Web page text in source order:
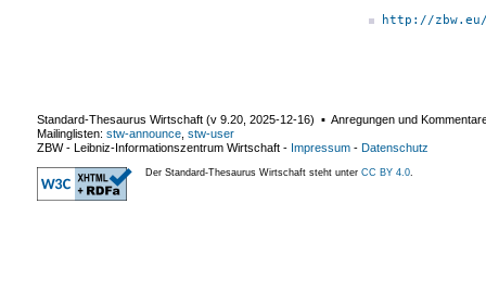
http://
Standard-Thesaurus Wirtschaft (v 9.20 2025-12-16) ▪ Anregungen und
Mailinglisten: stw-announce stw-user
ZBW - Leibniz-Informationszentrum Wirtschaft - Impressum - Datenschutz
Der Standard-Thesaurus Wirtschaft steht unter CC BY 4.0